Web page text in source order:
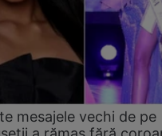
mesajele vechi de pe